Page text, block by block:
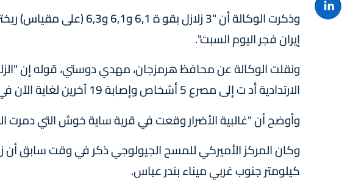
وذكرت الوكالة أن "3 زلازل
إيران فجر اليوم السبت".
ونقلت الوكالة عن محافظ هرمزجان، مهدي دوستي، قوله إن
الارتدادية أد ت إلى مصرع 5 أشخاص وإصابة 19 آخرين لغاية الآن في قرى ميناء خمير".
وأوضح أن "غالبية الأضرار وقعت في قرية ساية خوش التي دمرت
كيلومتر جنوب غربي ميناء بندر عباس.